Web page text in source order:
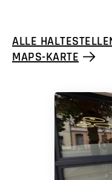
ALLE
MAPS-KARTE